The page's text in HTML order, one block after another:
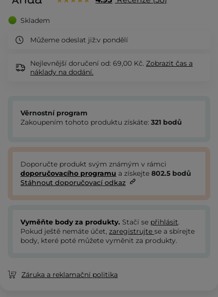
Skladem
Můžeme odeslat již:v pondělí
Nejlevnější doručení od: 69,00 Kč. Zobrazit čas a
náklady na dodání.
Věrnostní program
Zakoupením tohoto produktu získáte: 321 bodů
Doporučte produkt svým známým v rámci
doporučovacího programu a získejte 802.5 bodů
Stáhnout doporučovací odkaz
Vyměňte body za produkty. Stačí se přihlásit.
Pokud ještě nemáte účet, zaregistrujte se a sbírejte
body, které poté můžete vyměnit za produkty.
Záruka a reklamační politika